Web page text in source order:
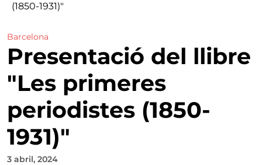
(1850-1931)"
Barcelona
Presentació del llibre
"Les primeres
periodistes (1850-
1931)"
3 abril, 2024